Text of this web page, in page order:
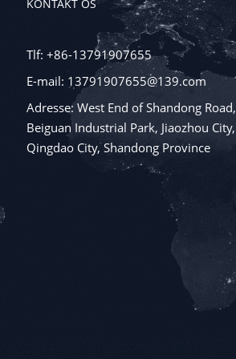
KONTAKT OS
Tlf: +86-13791907655
E-mail: 13791907655@139.com
Adresse: West End of Shandong Road,
Beiguan Industrial Park, Jiaozhou City,
Qingdao City, Shandong Province